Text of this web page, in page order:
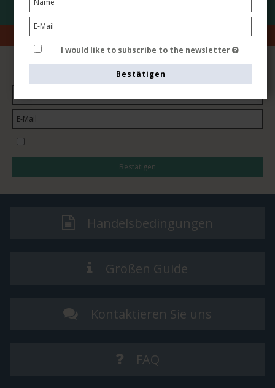
I would like to subscribe to the newsletter
Bestätigen
Sichere Bezahlung
Hauslieferung! Wir liefern das Paket direkt an Ihre Haustür oder
Ihren Briefkasten!
NEWSLETTER ABONNIEREN
Bestätigen
Handelsbedingungen
Größen Guide
Kontaktieren Sie uns
FAQ